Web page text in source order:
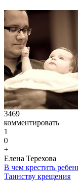
3469
комментировать
1
0
+
Елена Терехова
В чем крестить
Таинству крещения